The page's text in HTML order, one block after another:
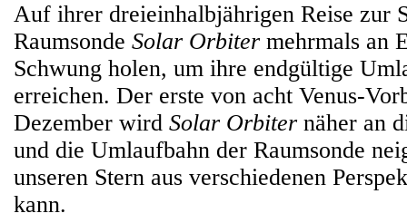
Auf ihrer dreieinhalbjährigen Reise zur
Raumsonde Solar Orbiter mehrmals an
Schwung holen, um ihre endgültige
erreichen. Der erste von acht Venus-
Dezember wird Solar Orbiter näher an
und die Umlaufbahn der Raumsonde
unseren Stern aus verschiedenen
kann.